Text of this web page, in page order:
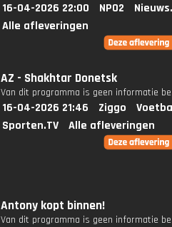
16-04-2026 22:00 NPO2
Alle afleveringen
AZ - Shakhtar Donetsk
Van dit programma is geen informatie
16-04-2026 21:46 Ziggo
Sporten.TV
Alle afleveringen
Antony kopt binnen!
Van dit programma is geen informatie